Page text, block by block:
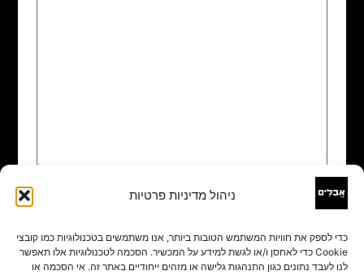
ניהול מדיניות פרטיות
כדי לספק את חוויות המשתמש הטובות ביותר, אנו משתמשים בטכנולוגיות כמו קובצי
Cookie כדי לאחסן ו/או לגשת למידע על המכשיר. הסכמה לטכנולוגיות אלו תאפשר
לנו לעבד נתונים כגון התנהגות גלישה או מזהים ייחודיים באתר זה. אי הסכמה או
שם
אימייל*